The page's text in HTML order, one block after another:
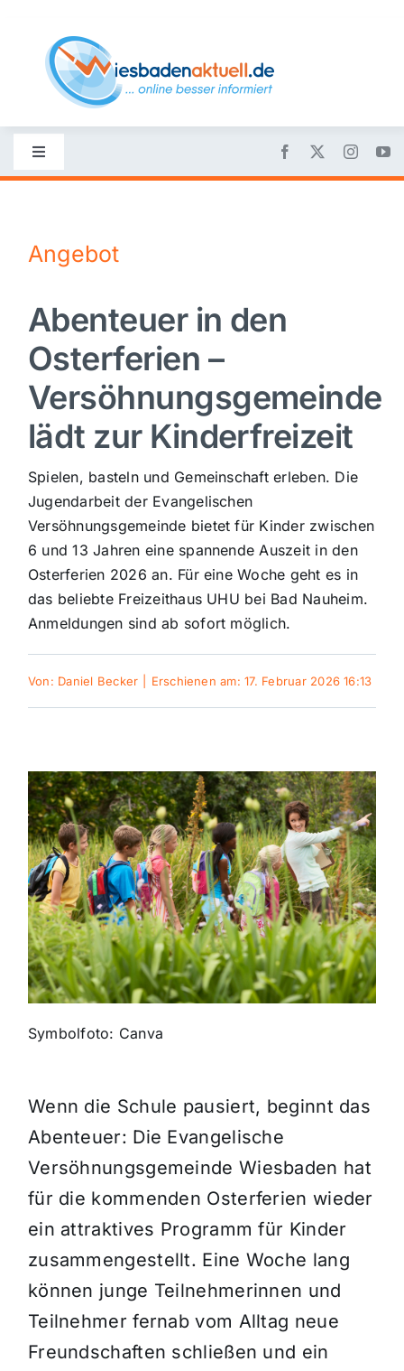
content
Toggle
Navigation
Nachrichten
Politik
Wirtschaft
Sport
Kultur
Panorama
Mein Stadtteil
Galerie
Polizeimeldungen
Themen und Termine
Gewinnspiele
Angebot
Abenteuer in den
Osterferien –
Versöhnungsgemeinde
lädt zur Kinderfreizeit
Spielen, basteln und Gemeinschaft erleben. Die
Jugendarbeit der Evangelischen
Versöhnungsgemeinde bietet für Kinder zwischen
6 und 13 Jahren eine spannende Auszeit in den
Osterferien 2026 an. Für eine Woche geht es in
das beliebte Freizeithaus UHU bei Bad Nauheim.
Anmeldungen sind ab sofort möglich.
Von: Daniel Becker Erschienen am: 17. Februar 2026 16:13
Symbolfoto: Canva
Wenn die Schule pausiert, beginnt das
Abenteuer: Die Evangelische
Versöhnungsgemeinde Wiesbaden hat
für die kommenden Osterferien wieder
ein attraktives Programm für Kinder
zusammengestellt. Eine Woche lang
können junge Teilnehmerinnen und
Teilnehmer fernab vom Alltag neue
Freundschaften schließen und ein